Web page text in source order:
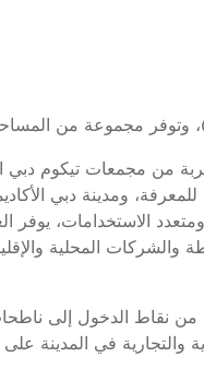
وتوفر مجموعة من
مجمعات تيكوم دبي
ومدينة دبي
الاستخدامات، يوفر
المحلية
نقاط الدخول إلى
والتجارية في المدينة